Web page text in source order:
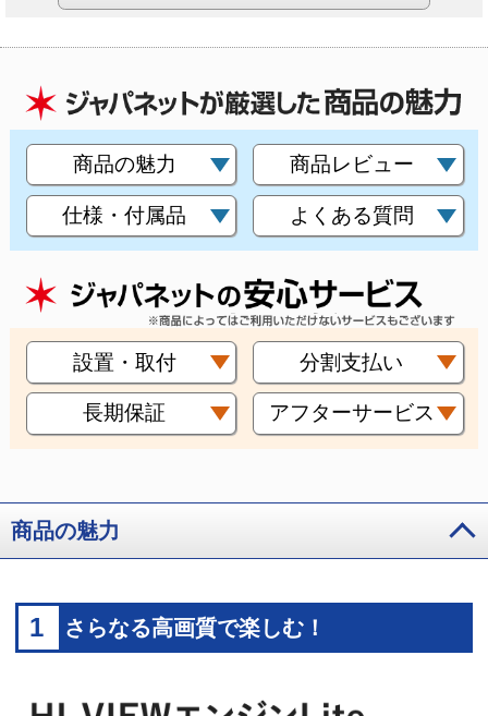
商品の魅力 商品レビュー
仕様・付属品 よくある質問
設置・取付 分割支払い
長期保証 アフターサービス
商品の魅力
1 さらなる高画質で楽しむ！